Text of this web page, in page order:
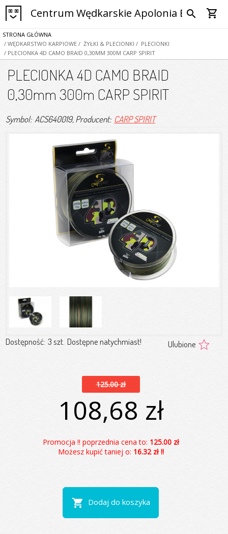
Centrum Wędkarskie Apolonia Bytom
search shopping_cart
STRONA GŁÓWNA
/ WĘDKARSTWO KARPIOWE / ŻYŁKI & PLECIONKI / PLECIONKI
/ PLECIONKA 4D CAMO BRAID 0,30MM 300M CARP SPIRIT
PLECIONKA 4D CAMO BRAID
0,30mm 300m CARP SPIRIT
Symbol: ACS640019, Producent: CARP SPIRIT
Dostępność: 3 szt. Dostępne natychmiast! Ulubione
125.00 zł
108,68 zł
Promocja !! poprzednia cena to: 125.00 zł
Możesz kupić taniej o: 16.32 zł !!
shopping_cart Dodaj do koszyka